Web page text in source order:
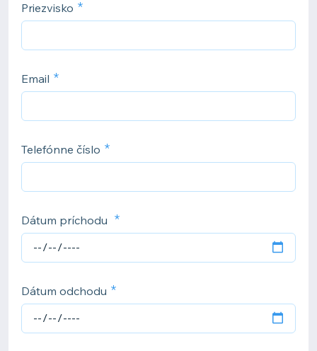
Priezvisko
Email
Telefónne číslo
Dátum príchodu
Dátum odchodu